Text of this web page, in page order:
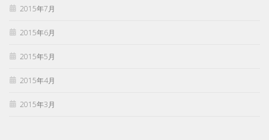
2015年7月
2015年6月
2015年5月
2015年4月
2015年3月